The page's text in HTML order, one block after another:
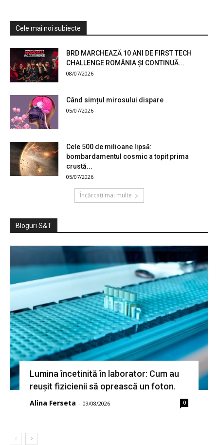
Cele mai noi subiecte
BRD MARCHEAZĂ 10 ANI DE FIRST TECH
CHALLENGE ROMÂNIA ȘI CONTINUĂ...
08/07/2026
Când simțul mirosului dispare
05/07/2026
Cele 500 de milioane lipsă:
bombardamentul cosmic a topit prima
crustă...
05/07/2026
Încărcați mai multe
Bloguri S&T
Lumina încetinită în laborator: Cum au
reușit fizicienii să oprească un foton.
Alina Ferseta - 09/08/2026 0